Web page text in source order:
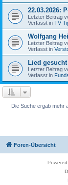
22.03.2026:
Letzter Beitrag
Verfasst in TV-
Wolfgang
Letzter Beitrag
Verfasst in
Lied gesucht
Letzter Beitrag
Verfasst in
Die Suche ergab mehr
Foren-Übersicht